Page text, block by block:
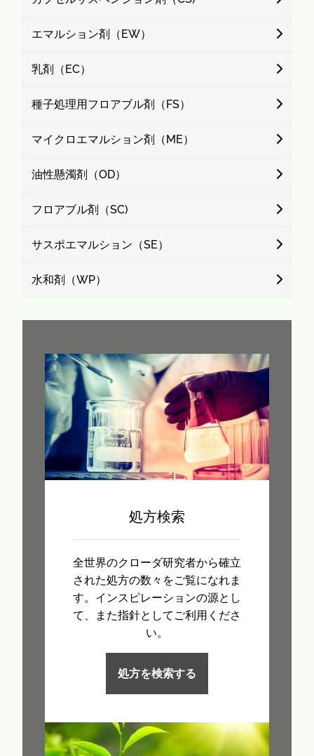
エマルション剤（EW）
乳剤（EC）
種子処理用フロアブル剤（FS）
マイクロエマルション剤（ME）
油性懸濁剤（OD）
フロアブル剤（SC)
サスポエマルション（SE）
水和剤（WP）
処方検索
全世界のクローダ研究者から確立
された処方の数々をご覧になれま
す。インスピレーションの源とし
て、また指針としてご利用くださ
い。
処方を検索する